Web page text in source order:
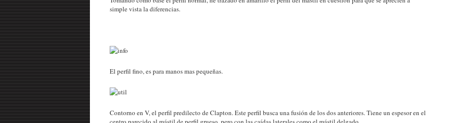
simple vista la diferencias.
El perfil fino, es para manos mas pequeñas.
Contorno en V, el perfil predilecto de Clapton. Este perfil busca una fusión de los dos anteriores. Tiene un espesor en el